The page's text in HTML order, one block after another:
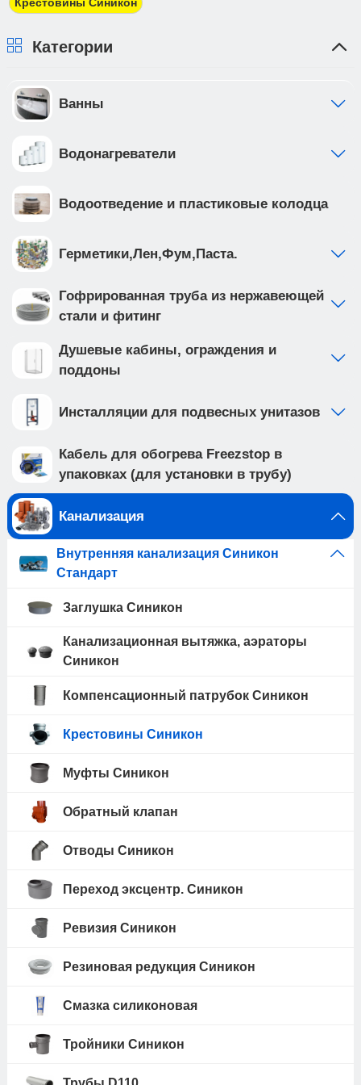
плательщика.
Категории
Ванны
Водонагреватели
Водоотведение и пластиковые колодца
Герметики,Лен,Фум,Паста.
Гофрированная труба из нержавеющей
стали и фитинг
Душевые кабины, ограждения и
поддоны
Инсталляции для подвесных унитазов
Кабель для обогрева Freezstop в
упаковках (для установки в трубу)
Канализация
Внутренняя канализация Синикон
Стандарт
Заглушка Синикон
Канализационная вытяжка, аэраторы
Синикон
Компенсационный патрубок Синикон
Крестовины Синикон
Муфты Синикон
Обратный клапан
Отводы Синикон
Переход эксцентр. Синикон
Ревизия Синикон
Резиновая редукция Синикон
Смазка силиконовая
Тройники Синикон